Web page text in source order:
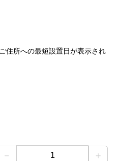
住所への最短設置日が表示され
－ 1 ＋